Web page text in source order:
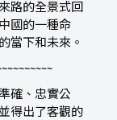
路的全景式回
國的一種命
當下和未來。
確、忠實公
得出了客觀的